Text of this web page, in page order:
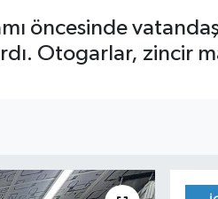
öncesinde
Otogarlar, zincir